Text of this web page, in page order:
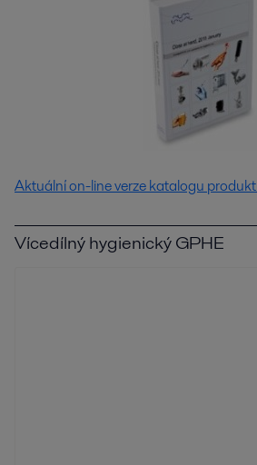
Aktuální on-line verze katalogu
Vícedílný hygienický GPHE